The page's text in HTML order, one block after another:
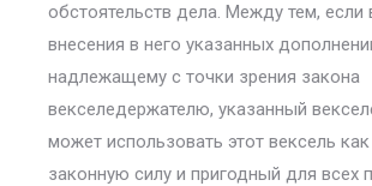
обстоятельств дела. Между тем, если
внесения в него указанных
надлежащему с точки зрения закона
векселедержателю, указанный
может использовать этот вексель
законную силу и пригодный для всех